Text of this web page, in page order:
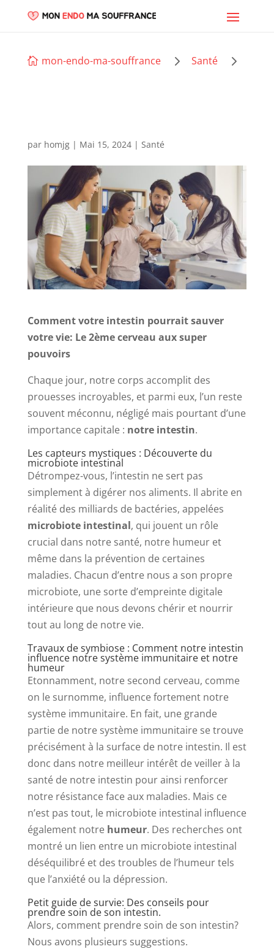
 mon-endo-ma-souffrance 5 Santé 5
par homjg| Mai 15, 2024| Santé
Comment votre intestin pourrait sauver
votre vie: Le 2ème cerveau aux super
pouvoirs
Chaque jour, notre corps accomplit des
prouesses incroyables, et parmi eux, l’un reste
souvent méconnu, négligé mais pourtant d’une
importance capitale : notre intestin.
Les capteurs mystiques : Découverte du
microbiote intestinal
Détrompez-vous, l’intestin ne sert pas
simplement à digérer nos aliments. Il abrite en
réalité des milliards de bactéries, appelées
microbiote intestinal, qui jouent un rôle
crucial dans notre santé, notre humeur et
même dans la prévention de certaines
maladies. Chacun d’entre nous a son propre
microbiote, une sorte d’empreinte digitale
intérieure que nous devons chérir et nourrir
tout au long de notre vie.
Travaux de symbiose : Comment notre intestin
influence notre système immunitaire et notre
humeur
Etonnamment, notre second cerveau, comme
on le surnomme, influence fortement notre
système immunitaire. En fait, une grande
partie de notre système immunitaire se trouve
précisément à la surface de notre intestin. Il est
donc dans notre meilleur intérêt de veiller à la
santé de notre intestin pour ainsi renforcer
notre résistance face aux maladies. Mais ce
n’est pas tout, le microbiote intestinal influence
également notre humeur. Des recherches ont
montré un lien entre un microbiote intestinal
déséquilibré et des troubles de l’humeur tels
que l’anxiété ou la dépression.
Petit guide de survie: Des conseils pour
prendre soin de son intestin.
Alors, comment prendre soin de son intestin?
Nous avons plusieurs suggestions.